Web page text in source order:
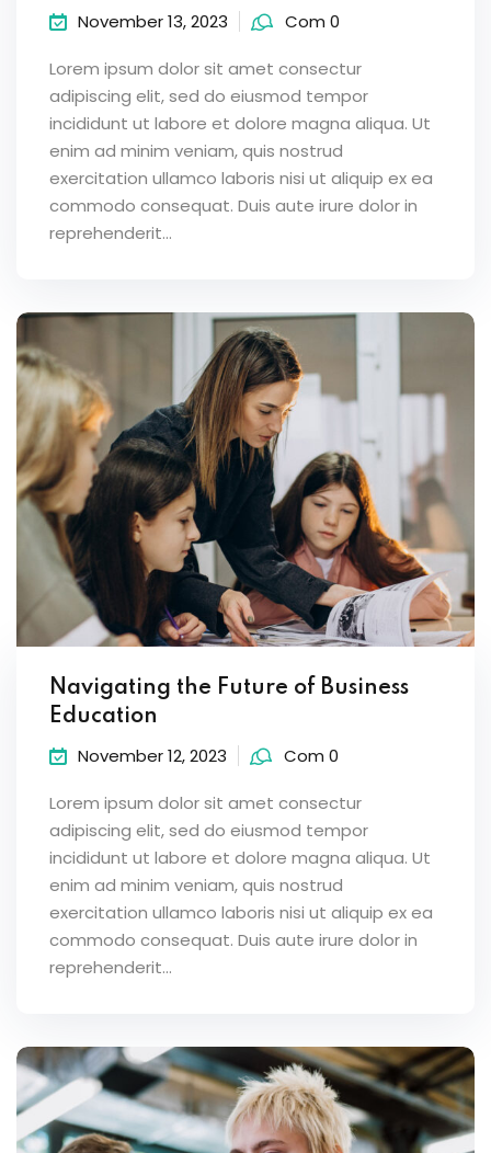
November 13, 2023 Com 0
Lorem ipsum dolor sit amet consectur
adipiscing elit, sed do eiusmod tempor
incididunt ut labore et dolore magna aliqua. Ut
enim ad minim veniam, quis nostrud
exercitation ullamco laboris nisi ut aliquip ex ea
commodo consequat. Duis aute irure dolor in
reprehenderit...
Navigating the Future of Business
Education
November 12, 2023 Com 0
Lorem ipsum dolor sit amet consectur
adipiscing elit, sed do eiusmod tempor
incididunt ut labore et dolore magna aliqua. Ut
enim ad minim veniam, quis nostrud
exercitation ullamco laboris nisi ut aliquip ex ea
commodo consequat. Duis aute irure dolor in
reprehenderit...